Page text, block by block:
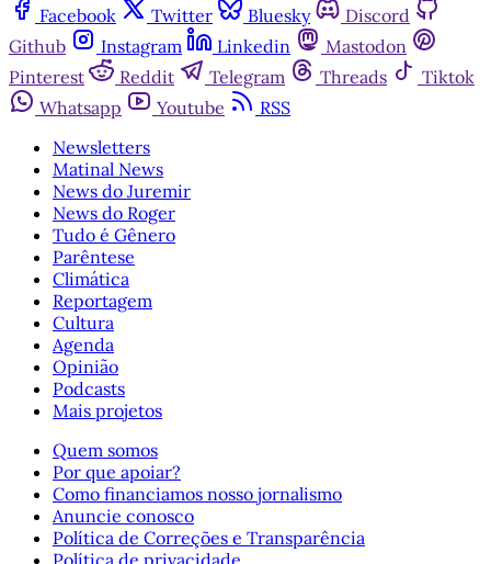
Facebook Twitter Bluesky
Discord
Github
Instagram Linkedin
Mastodon
Pinterest
Reddit Telegram Threads
Tiktok
Whatsapp
Youtube
RSS
Newsletters
Matinal News
News do Juremir
News do Roger
Tudo é Gênero
Parêntese
Climática
Reportagem
Cultura
Agenda
Opinião
Podcasts
Mais projetos
Quem somos
Por que apoiar?
Como financiamos nosso jornalismo
Anuncie conosco
Política de Correções e Transparência
Política de privacidade